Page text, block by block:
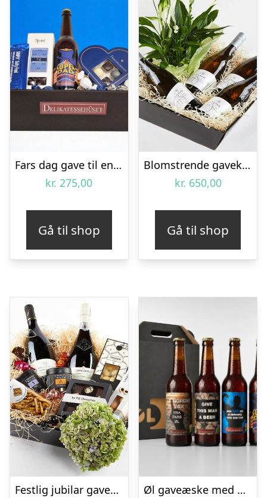
Fars dag gave til en rigtig ‘SUPER-DAD’
kr. 275,00
Gå til shop
Blomstrende gavekasse med hvidvin – Send blomster med Bloomit
kr. 650,00
Gå til shop
Festlig jubilar gavekasse – Send blomster med Bloomit
Øl gaveæske med fire øl til Fars dag